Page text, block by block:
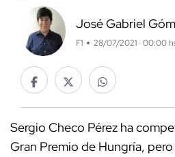
José Gabriel
F1 28/07/2021 · 00:00
Sergio Checo Pérez ha
Gran Premio de Hungría,